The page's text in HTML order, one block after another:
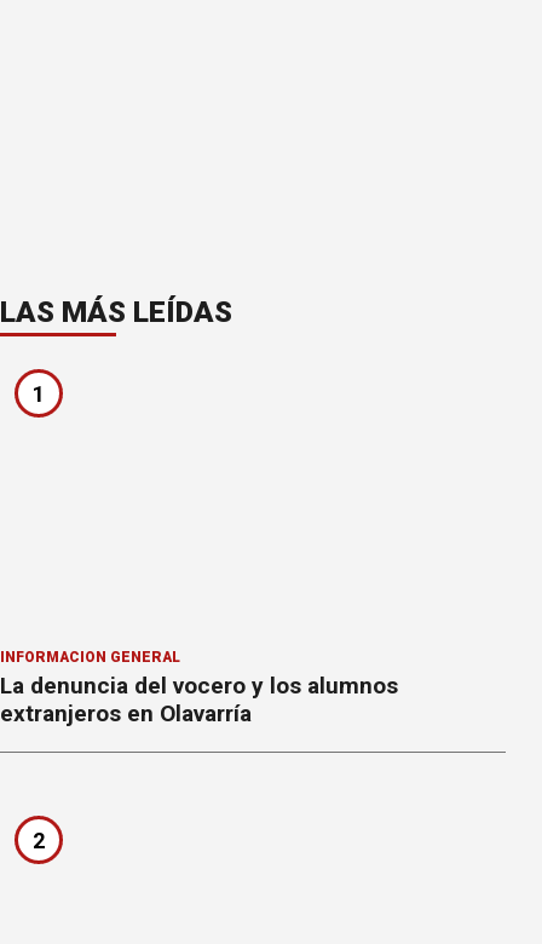
LAS MÁS LEÍDAS
1
INFORMACION GENERAL
La denuncia del vocero y los alumnos
extranjeros en Olavarría
2